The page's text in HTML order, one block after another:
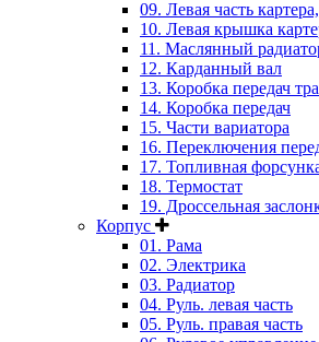
09. Левая часть
10. Левая крышка
11. Маслянный
12. Карданный вал
13. Коробка передач
14. Коробка передач
15. Части вариатора
16. Переключения
17. Топливная
18. Термостат
19. Дроссельная
Корпус
01. Рама
02. Электрика
03. Радиатор
04. Руль. левая часть
05. Руль. правая часть